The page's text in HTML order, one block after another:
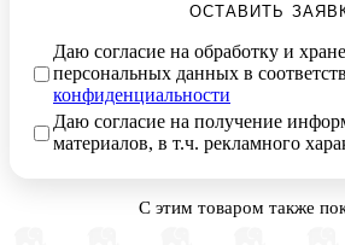
ОСТАВИТЬ
Даю согласие на обработку и
персональных данных в
конфиденциальности
Даю согласие на получение
материалов, в т.ч. рекламного
С этим товаром также